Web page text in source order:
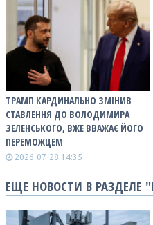
ТРАМП КАРДИНАЛЬНО ЗМІНИВ
СТАВЛЕННЯ ДО ВОЛОДИМИРА
ЗЕЛЕНСЬКОГО, ВЖЕ ВВАЖАЄ ЙОГО
ПЕРЕМОЖЦЕМ
2026-07-28 14:35
ЕЩЕ НОВОСТИ В РАЗДЕЛЕ